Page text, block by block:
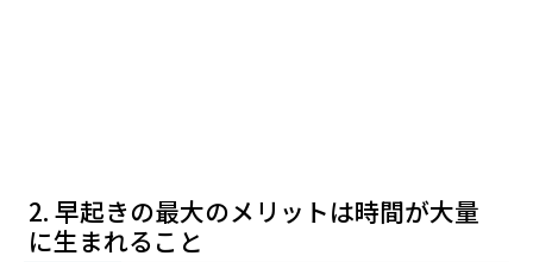
早起きの最大のメリットは時間が大量
に生まれること